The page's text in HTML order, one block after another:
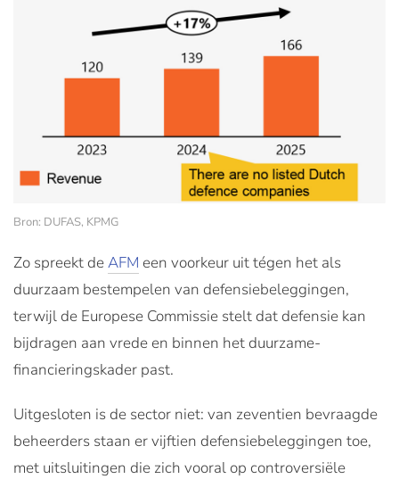
Bron: DUFAS, KPMG
Zo spreekt deAFM een voorkeur uit tégen het als
duurzaam bestempelen van defensiebeleggingen,
terwijl de Europese Commissie stelt dat defensie kan
bijdragen aan vrede en binnen het duurzame-
financieringskader past.
Uitgesloten is de sector niet: van zeventien bevraagde
beheerders staan er vijftien defensiebeleggingen toe,
met uitsluitingen die zich vooral op controversiële